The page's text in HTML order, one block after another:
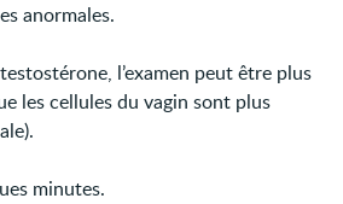
anormales.
l’examen peut être plus
les cellules du vagin sont plus
minutes.